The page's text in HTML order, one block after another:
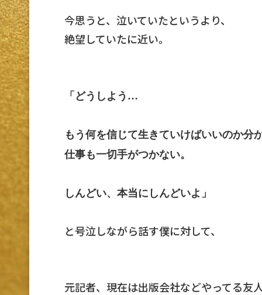
今思うと、泣いていたというより、
絶望していたに近い。
「どうしよう…
もう何を信じて生きていけばいいのか分
仕事も一切手がつかない。
しんどい、本当にしんどいよ」
と号泣しながら話す僕に対して、
元記者、現在は出版会社などやってる友